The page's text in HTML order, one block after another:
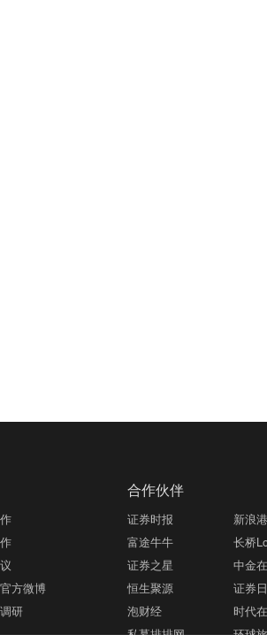
方微博
研
合作伙伴
证券时报 新浪
富途牛牛
长桥
证券之星
中金
恒生聚源
证券
泡财经
时代
私募排排网
环球